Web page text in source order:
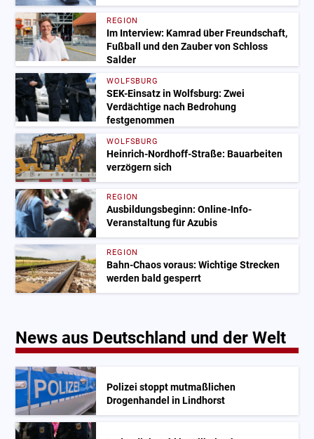
REGION
Im Interview: Kamrad über Freundschaft,
Fußball und den Zauber von Schloss
Salder
WOLFSBURG
SEK-Einsatz in Wolfsburg: Zwei
Verdächtige nach Bedrohung
festgenommen
WOLFSBURG
Heinrich-Nordhoff-Straße: Bauarbeiten
verzögern sich
REGION
Ausbildungsbeginn: Online-Info-
Veranstaltung für Azubis
REGION
Bahn-Chaos voraus: Wichtige Strecken
werden bald gesperrt
News aus Deutschland und der Welt
Polizei stoppt mutmaßlichen
Drogenhandel in Lindhorst